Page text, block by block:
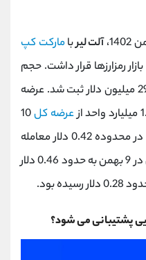
آلت ‌لیربامارکت‌ کپ
حدود 455 میلیون دلار در رتبه 126 بازار رمزارزها قرار داشت. حجم
معاملات 24 ساعته آن نزدیک به 291 میلیون دلار ثبت شد. عرضه
عرضه کل10
میلیاردی آن بود و قیمت هر واحد در محدوده 0.42 دلار معامله
می ‌شد. بیشترین قیمت این توکن در 9 بهمن به حدود 0.46 دلار
پشتیبانی می شود؟